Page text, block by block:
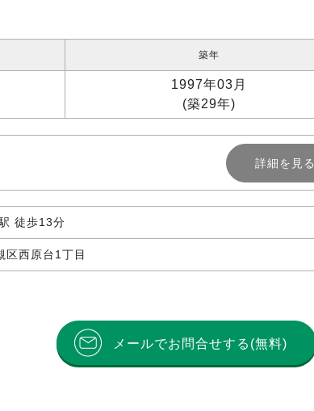
築年
1997年03月
(築29年)
詳細を見る
徒歩13分
区西原台1丁目
メールでお問合せする(無料)